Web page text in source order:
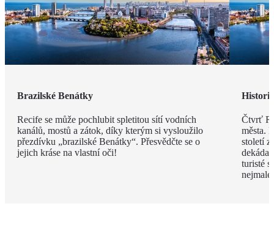
Brazilské Benátky
Recife se může pochlubit spletitou sítí vodních
kanálů, mostů a zátok, díky kterým si vysloužilo
přezdívku „brazilské Benátky“. Přesvědčte se o
jejich kráse na vlastní oči!
Čtvrť
města.
století
turisté